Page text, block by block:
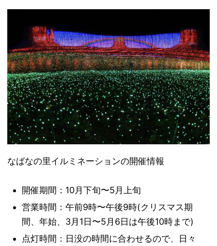
なばなの里イルミネーションの開催情報
開催期間：10月下旬〜5月上旬
営業時間：午前9時〜午後9時(クリスマス期
間、年始、3月1日〜5月6日は午後10時まで)
点灯時間：日没の時間に合わせるので、日々